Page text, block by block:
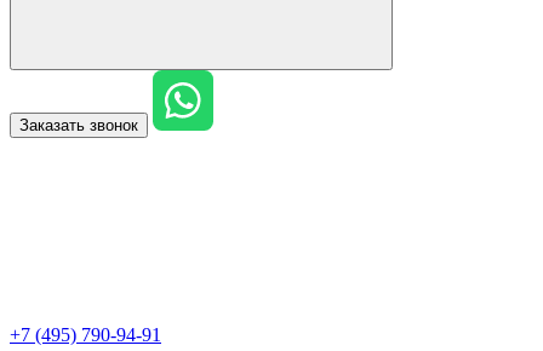
Заказать звонок
+7 (495) 790-94-91